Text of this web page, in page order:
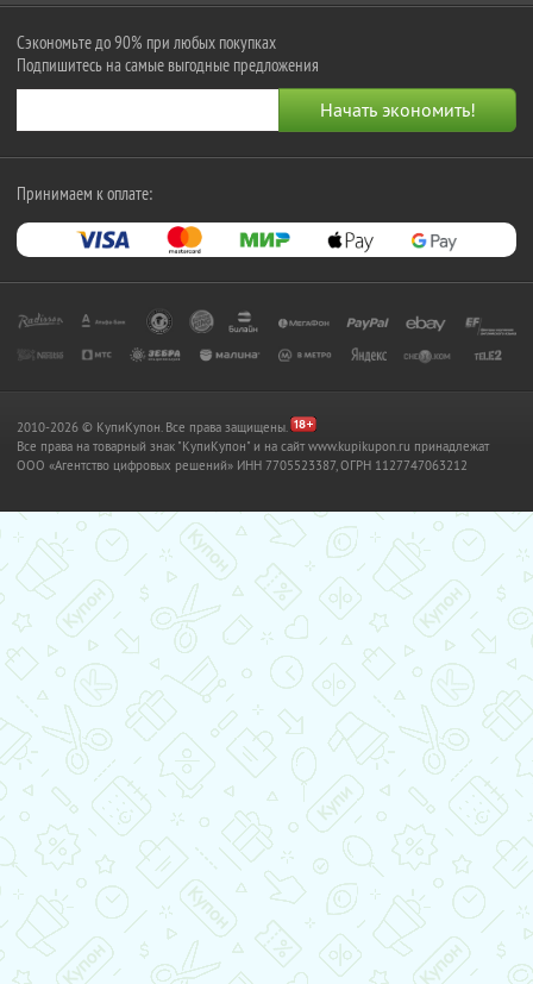
Сэкономьте до 90% при любых покупках
Подпишитесь на самые выгодные предложения
Принимаем к оплате:
2010-2026 © КупиКупон. Все права защищены.
Все права на товарный знак "КупиКупон" и на сайт www.kupikupon.ru принадлежат
OOO «Агентство цифровых решений» ИНН 7705523387, ОГРН 1127747063212